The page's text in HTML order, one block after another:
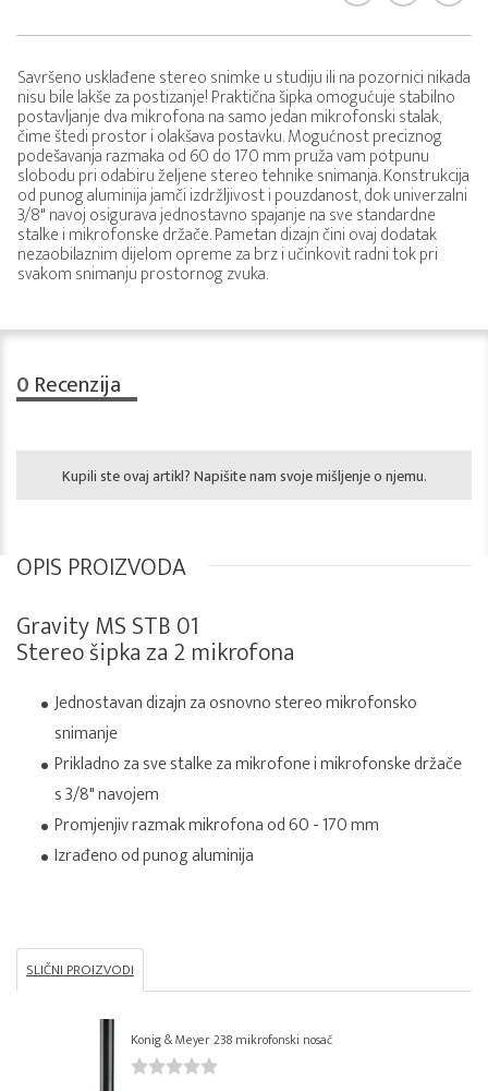
Savršeno usklađene stereo snimke u studiju ili na pozornici nikada
nisu bile lakše za postizanje! Praktična šipka omogućuje stabilno
postavljanje dva mikrofona na samo jedan mikrofonski stalak,
čime štedi prostor i olakšava postavku. Mogućnost preciznog
podešavanja razmaka od 60 do 170 mm pruža vam potpunu
slobodu pri odabiru željene stereo tehnike snimanja. Konstrukcija
od punog aluminija jamči izdržljivost i pouzdanost, dok univerzalni
3/8" navoj osigurava jednostavno spajanje na sve standardne
stalke i mikrofonske držače. Pametan dizajn čini ovaj dodatak
nezaobilaznim dijelom opreme za brz i učinkovit radni tok pri
svakom snimanju prostornog zvuka.
0 Recenzija
Kupili ste ovaj artikl? Napišite nam svoje mišljenje o njemu.
OPIS PROIZVODA
Gravity MS STB 01
Stereo šipka za 2 mikrofona
Jednostavan dizajn za osnovno stereo mikrofonsko
snimanje
Prikladno za sve stalke za mikrofone i mikrofonske držače
s 3/8" navojem
Promjenjiv razmak mikrofona od 60 - 170 mm
Izrađeno od punog aluminija
SLIČNI PROIZVODI
Konig & Meyer 238 mikrofonski nosač